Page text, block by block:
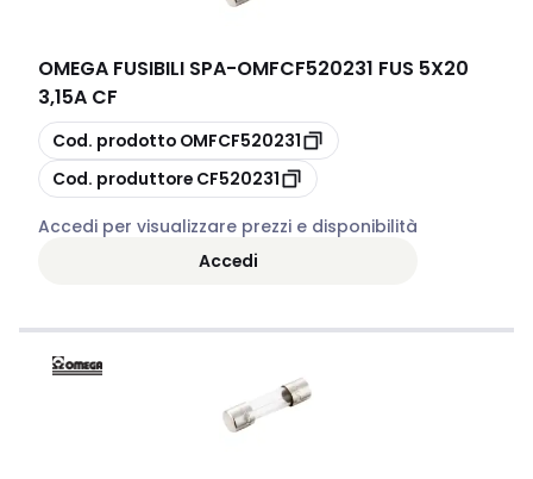
OMEGA FUSIBILI SPA-OMFCF520231 FUS 5X20
3,15A CF
copia
Cod. prodotto OMFCF520231
copia
Cod. produttore CF520231
Accedi per visualizzare prezzi e disponibilità
Accedi